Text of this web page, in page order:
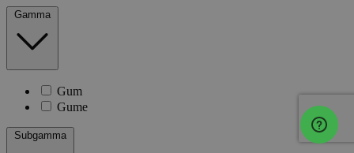
Gamma
Gum
Gume
Subgamma